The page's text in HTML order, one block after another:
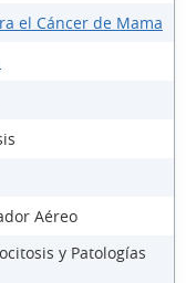
el Cáncer de Mama
Aéreo
y Patologías